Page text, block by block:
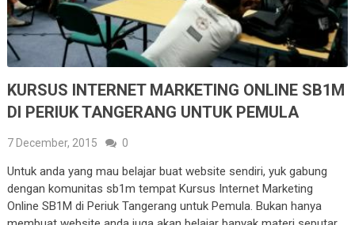
KURSUS INTERNET MARKETING ONLINE SB1M
DI PERIUK TANGERANG UNTUK PEMULA
7 December, 2015 0
Untuk anda yang mau belajar buat website sendiri, yuk gabung
dengan komunitas sb1m tempat Kursus Internet Marketing
Online SB1M di Periuk Tangerang untuk Pemula. Bukan hanya